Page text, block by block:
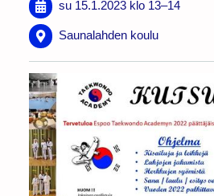
su 15.1.2023 klo 13–14
Saunalahden koulu